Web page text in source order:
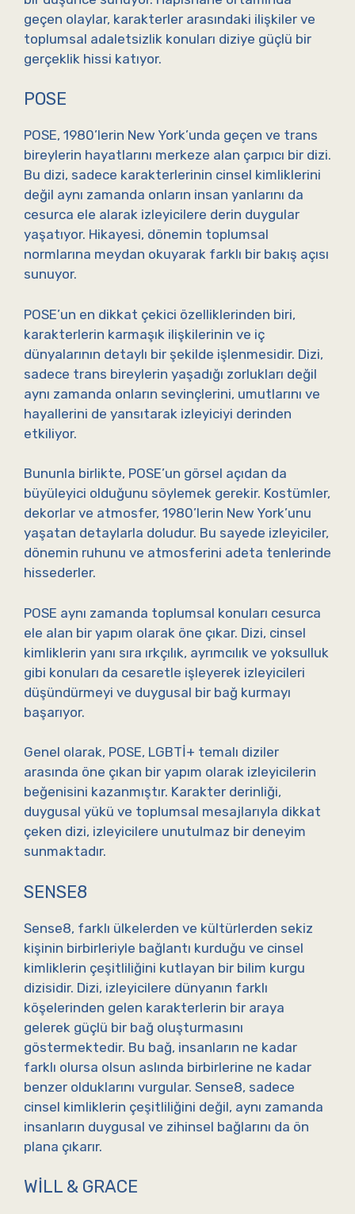
geçen olaylar, karakterler arasındaki ilişkiler ve
toplumsal adaletsizlik konuları diziye güçlü bir
gerçeklik hissi katıyor.
POSE
POSE, 1980’lerin New York’unda geçen ve trans
bireylerin hayatlarını merkeze alan çarpıcı bir dizi.
Bu dizi, sadece karakterlerinin cinsel kimliklerini
değil aynı zamanda onların insan yanlarını da
cesurca ele alarak izleyicilere derin duygular
yaşatıyor. Hikayesi, dönemin toplumsal
normlarına meydan okuyarak farklı bir bakış açısı
sunuyor.
POSE’un en dikkat çekici özelliklerinden biri,
karakterlerin karmaşık ilişkilerinin ve iç
dünyalarının detaylı bir şekilde işlenmesidir. Dizi,
sadece trans bireylerin yaşadığı zorlukları değil
aynı zamanda onların sevinçlerini, umutlarını ve
hayallerini de yansıtarak izleyiciyi derinden
etkiliyor.
Bununla birlikte, POSE’un görsel açıdan da
büyüleyici olduğunu söylemek gerekir. Kostümler,
dekorlar ve atmosfer, 1980’lerin New York’unu
yaşatan detaylarla doludur. Bu sayede izleyiciler,
dönemin ruhunu ve atmosferini adeta tenlerinde
hissederler.
POSE aynı zamanda toplumsal konuları cesurca
ele alan bir yapım olarak öne çıkar. Dizi, cinsel
kimliklerin yanı sıra ırkçılık, ayrımcılık ve yoksulluk
gibi konuları da cesaretle işleyerek izleyicileri
düşündürmeyi ve duygusal bir bağ kurmayı
başarıyor.
Genel olarak, POSE, LGBTİ+ temalı diziler
arasında öne çıkan bir yapım olarak izleyicilerin
beğenisini kazanmıştır. Karakter derinliği,
duygusal yükü ve toplumsal mesajlarıyla dikkat
çeken dizi, izleyicilere unutulmaz bir deneyim
sunmaktadır.
SENSE8
Sense8, farklı ülkelerden ve kültürlerden sekiz
kişinin birbirleriyle bağlantı kurduğu ve cinsel
kimliklerin çeşitliliğini kutlayan bir bilim kurgu
dizisidir. Dizi, izleyicilere dünyanın farklı
köşelerinden gelen karakterlerin bir araya
gelerek güçlü bir bağ oluşturmasını
göstermektedir. Bu bağ, insanların ne kadar
farklı olursa olsun aslında birbirlerine ne kadar
benzer olduklarını vurgular. Sense8, sadece
cinsel kimliklerin çeşitliliğini değil, aynı zamanda
insanların duygusal ve zihinsel bağlarını da ön
plana çıkarır.
WILL & GRACE